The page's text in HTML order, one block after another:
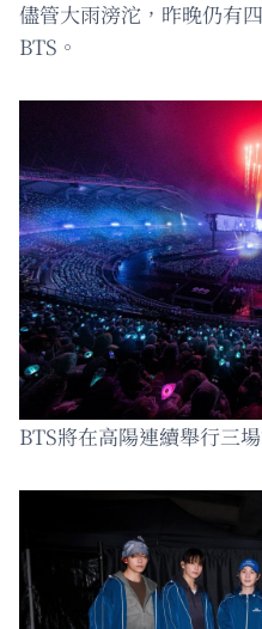
儘管大雨滂沱，昨晚仍有
BTS。
BTS將在高陽連續舉行三